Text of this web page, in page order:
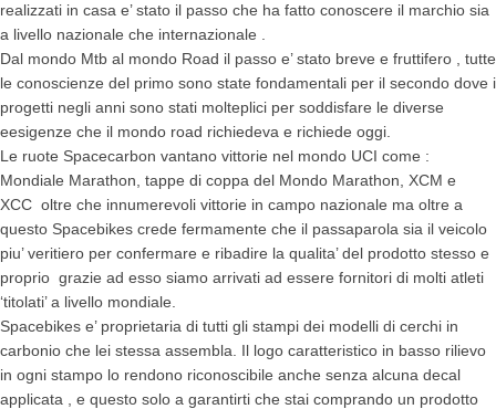
realizzati in casa e’ stato il passo che ha fatto conoscere il marchio sia
a livello nazionale che internazionale .
Dal mondo Mtb al mondo Road il passo e’ stato breve e fruttifero , tutte
le conoscienze del primo sono state fondamentali per il secondo dove i
progetti negli anni sono stati molteplici per soddisfare le diverse
eesigenze che il mondo road richiedeva e richiede oggi.
Le ruote Spacecarbon vantano vittorie nel mondo UCI come :
Mondiale Marathon, tappe di coppa del Mondo Marathon, XCM e
XCC oltre che innumerevoli vittorie in campo nazionale ma oltre a
questo Spacebikes crede fermamente che il passaparola sia il veicolo
piu’ veritiero per confermare e ribadire la qualita’ del prodotto stesso e
proprio grazie ad esso siamo arrivati ad essere fornitori di molti atleti
‘titolati’ a livello mondiale.
Spacebikes e’ proprietaria di tutti gli stampi dei modelli di cerchi in
carbonio che lei stessa assembla. Il logo caratteristico in basso rilievo
in ogni stampo lo rendono riconoscibile anche senza alcuna decal
applicata , e questo solo a garantirti che stai comprando un prodotto